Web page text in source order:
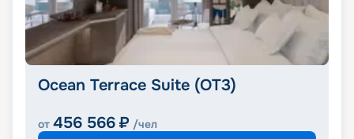
Ocean Terrace Suite (OT3)
от 456 566 ₽ /чел